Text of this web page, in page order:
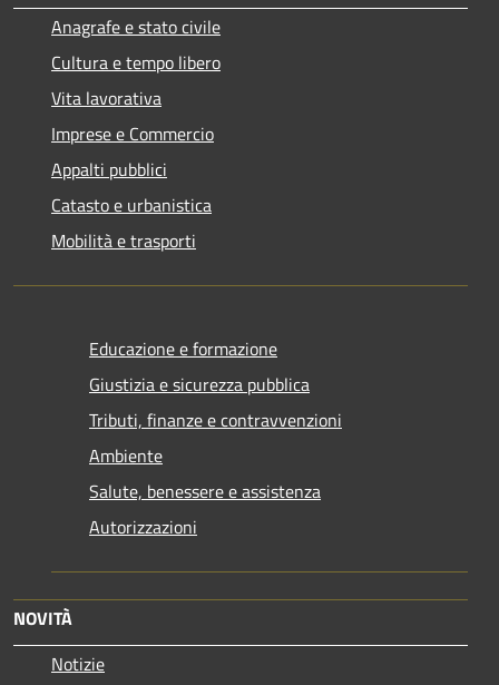
Anagrafe e stato civile
Cultura e tempo libero
Vita lavorativa
Imprese e Commercio
Appalti pubblici
Catasto e urbanistica
Mobilità e trasporti
Educazione e formazione
Giustizia e sicurezza pubblica
Tributi, finanze e contravvenzioni
Ambiente
Salute, benessere e assistenza
Autorizzazioni
NOVITÀ
Notizie